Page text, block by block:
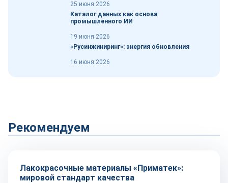
25 июня 2026
Каталог данных как основа
промышленного ИИ
19 июня 2026
«Русинжиниринг»: энергия обновления
16 июня 2026
Рекомендуем
Сырье и материалы
Лакокрасочные материалы «Приматек»:
мировой стандарт качества